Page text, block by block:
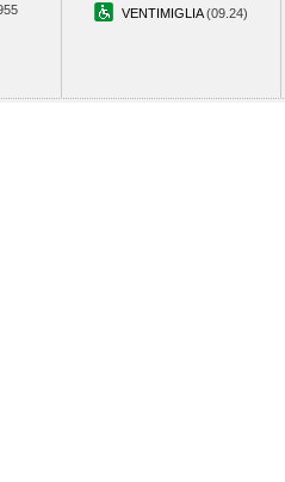
VENTIMIGLIA(09.24)